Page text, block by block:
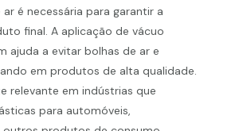
é necessária para garantir a
final. A aplicação de vácuo
ajuda a evitar bolhas de ar e
em produtos de alta qualidade.
relevante em indústrias que
para automóveis,